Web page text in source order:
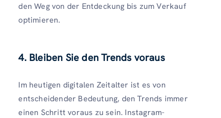
den Weg von der Entdeckung bis zum Verkauf
optimieren.
4. Bleiben Sie den Trends voraus
Im heutigen digitalen Zeitalter ist es von
entscheidender Bedeutung, den Trends immer
einen Schritt voraus zu sein. Instagram-